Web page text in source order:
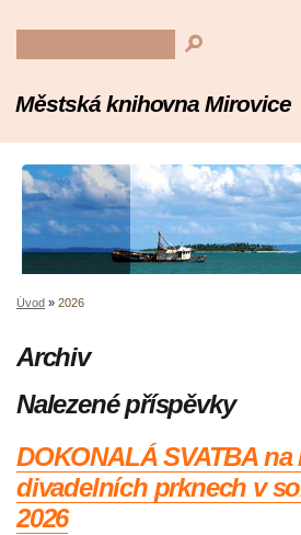
Městská knihovna Mirovice
Úvod » 2026
Archiv
Nalezené příspěvky
DOKONALÁ SVATBA
divadelních prknech v
2026